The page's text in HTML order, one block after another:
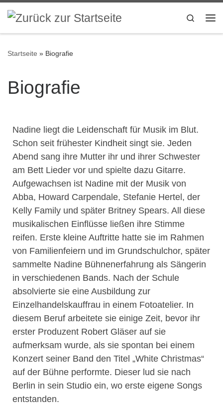
Zum Inhalt springen Search
Startseite » Biografie
Biografie
Nadine liegt die Leidenschaft für Musik im Blut.
Schon seit frühester Kindheit singt sie. Jeden
Abend sang ihre Mutter ihr und ihrer Schwester
am Bett Lieder vor und spielte dazu Gitarre.
Aufgewachsen ist Nadine mit der Musik von
Abba, Howard Carpendale, Stefanie Hertel, der
Kelly Family und später Britney Spears. All diese
musikalischen Einflüsse ließen ihre Stimme
reifen. Erste kleine Auftritte hatte sie im Rahmen
von Familienfeiern und im Grundschulchor, später
sammelte Nadine Bühnenerfahrung als Sängerin
in verschiedenen Bands. Nach der Schule
absolvierte sie eine Ausbildung zur
Einzelhandelskauffrau in einem Fotoatelier. In
diesem Beruf arbeitete sie einige Zeit, bevor ihr
erster Produzent Robert Gläser auf sie
aufmerksam wurde, als sie spontan bei einem
Konzert seiner Band den Titel „White Christmas“
auf der Bühne performte. Dieser lud sie nach
Berlin in sein Studio ein, wo erste eigene Songs
entstanden.